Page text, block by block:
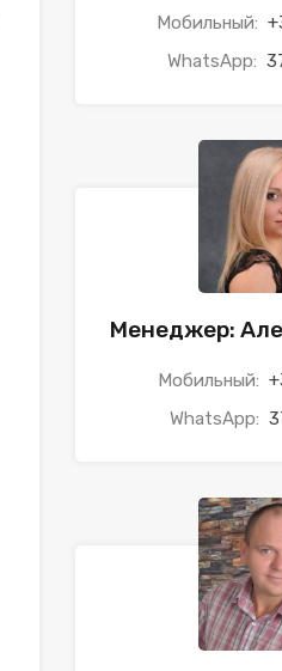
Мобильный:
WhatsApp:
Менеджер:
Мобильный:
WhatsApp: